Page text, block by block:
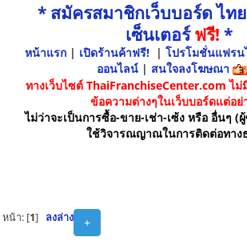
* สมัครสมาชิกเว็บบอร์ด ไท
เซ็นเตอร์ฟรี! *
หน้าแรก | เปิดร้านค้าฟรี! | โปรโมชั่นแฟรน
ออนไลน์ | สนใจลงโฆษณา
ทางเว็บไซต์ ThaiFranchiseCenter.com ไ
ข้อความต่างๆในเว็บบอร์ดแต่อย่
ไม่ว่าจะเป็นการซื้อ-ขาย-เช่า-เซ้ง หรือ อื่นๆ
ใช้วิจารณญาณในการติดต่อทาง
+
หน้า: [1] ลงล่าง